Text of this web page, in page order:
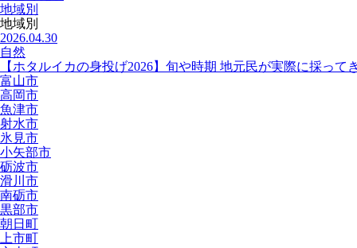
地域別
地域別
2026.04.30
自然
【ホタルイカの身投げ2026】旬や時期 地元民が実際に採って
富山市
高岡市
魚津市
射水市
氷見市
小矢部市
砺波市
滑川市
南砺市
黒部市
朝日町
上市町